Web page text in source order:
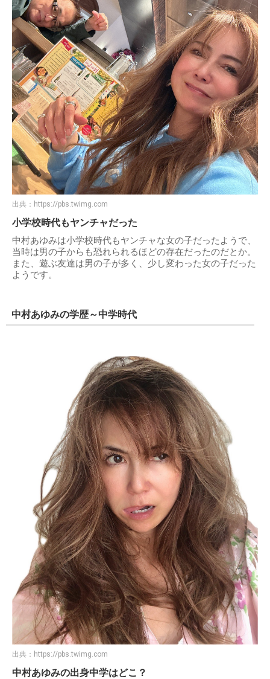
出典： https://pbs.twimg.com
小学校時代もヤンチャだった
中村あゆみは小学校時代もヤンチャな女の子だったようで、
当時は男の子からも恐れられるほどの存在だったのだとか。
また、遊ぶ友達は男の子が多く、少し変わった女の子だった
ようです。
中村あゆみの学歴～中学時代
出典： https://pbs.twimg.com
中村あゆみの出身中学はどこ？